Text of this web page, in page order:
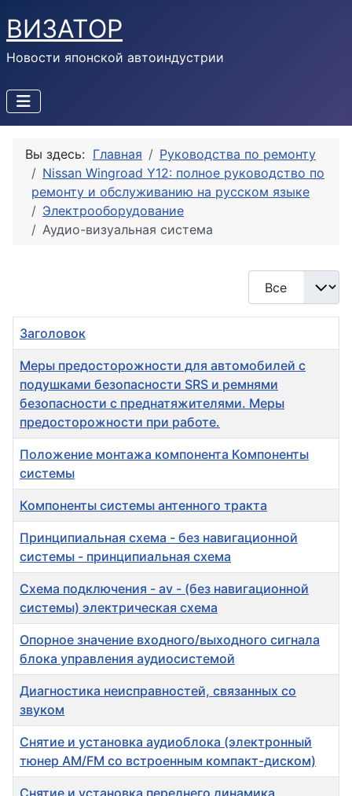
ВИЗАТОР
Новости японской автоиндустрии
Вы здесь: Главная
Руководства по ремонту
Nissan Wingroad Y12: полное руководство по
ремонту и обслуживанию на русском языке
Электрооборудование
Аудио-визуальная система
Кол-во строк:
Заголовок
Меры предосторожности для автомобилей с
подушками безопасности SRS и ремнями
безопасности с преднатяжителями. Меры
предосторожности при работе.
Положение монтажа компонента Компоненты
системы
Компоненты системы антенного тракта
Принципиальная схема - без навигационной
системы - принципиальная схема
Схема подключения - av - (без навигационной
системы) электрическая схема
Опорное значение входного/выходного сигнала
блока управления аудиосистемой
Диагностика неисправностей, связанных со
звуком
Снятие и установка аудиоблока (электронный
тюнер AM/FM со встроенным компакт-диском)